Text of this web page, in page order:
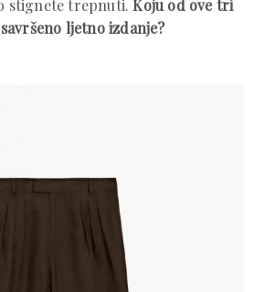
stignete trepnuti.Koju od ove tri
ljetno izdanje?